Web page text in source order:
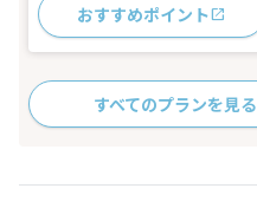
おすすめポイント
すべてのプランを見る